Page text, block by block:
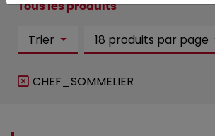
Tous les produits
Trier 18 produits par page
CHEF_SOMMELIER